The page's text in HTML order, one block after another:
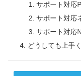
サポート対応
サポート対応
サポート対応
どうしても上手